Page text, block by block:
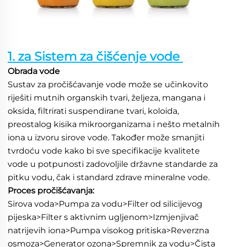
1. za Sistem za čišćenje vode
Obrada vode
Sustav za pročišćavanje vode može se učinkovito
riješiti mutnih organskih tvari, željeza, mangana i
oksida, filtrirati suspendirane tvari, koloida,
preostalog kisika mikroorganizama i nešto metalnih
iona u izvoru sirove vode. Također može smanjiti
tvrdoću vode kako bi sve specifikacije kvalitete
vode u potpunosti zadovoljile državne standarde za
pitku vodu, čak i standard zdrave mineralne vode.
Proces pročišćavanja:
Sirova voda>Pumpa za vodu>Filter od silicijevog
pijeska>Filter s aktivnim ugljenom>Izmjenjivač
natrijevih iona>Pumpa visokog pritiska>Reverzna
osmoza>Generator ozona>Spremnik za vodu>Čista